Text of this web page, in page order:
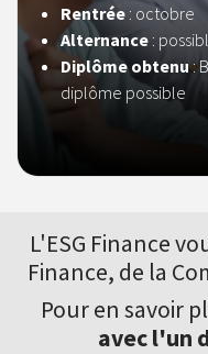
Rentrée : octobre
Alternance :
Diplôme obtenu:
diplôme possible
L'ESG Finance
Finance, de la
Pour en savoir
avec l'un